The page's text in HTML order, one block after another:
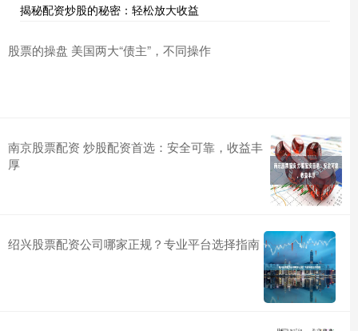
揭秘配资炒股的秘密：轻松放大收益
股票的操盘 美国两大“债主”，不同操作
南京股票配资 炒股配资首选：安全可靠，收益丰
厚
绍兴股票配资公司哪家正规？专业平台选择指南